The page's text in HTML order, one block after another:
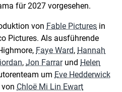
für 2027 vorgesehen.
von Fable Pictures in
Pictures. Als ausführende
Faye Ward, Hannah
, Jon Farrarund Helen
um Eve Hedderwick
Chloë Mi Lin Ewart